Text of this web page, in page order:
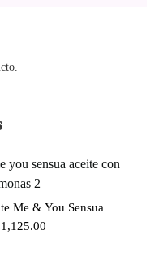
Me & You Sensua
1,125.00